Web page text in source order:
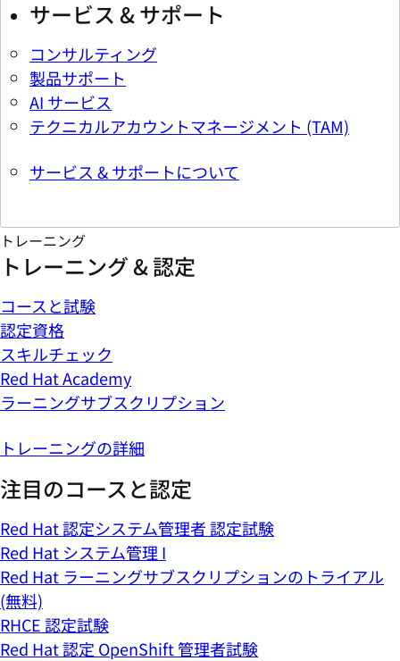
サービス & サポート
コンサルティング
製品サポート
AI サービス
テクニカルアカウントマネージメント (TAM)
サービス & サポートについて
トレーニング
トレーニング & 認定
コースと試験
認定資格
スキルチェック
Red Hat Academy
ラーニングサブスクリプション
トレーニングの詳細
注目のコースと認定
Red Hat 認定システム管理者 認定試験
Red Hat システム管理 I
Red Hat ラーニングサブスクリプションのトライアル
(無料)
RHCE 認定試験
Red Hat 認定 OpenShift 管理者試験